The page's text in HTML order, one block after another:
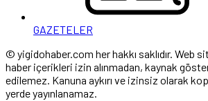
GAZETELER
© yigidohaber.com her hakkı saklıdır. Web
haber içerikleri izin alınmadan, kaynak
edilemez. Kanuna aykırı ve izinsiz olarak
yerde yayınlanamaz.